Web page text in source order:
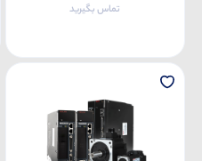
تماس بگیرید